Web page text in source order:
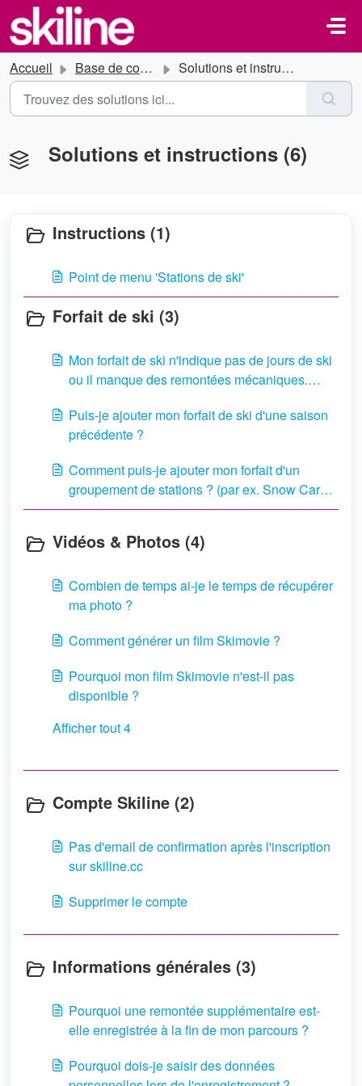
Passer au contenu principal
Accueil Base de connaissances Solutions et instructions
Solutions et instructions (6)
Instructions (1)
Point de menu 'Stations de ski'
Forfait de ski (3)
Mon forfait de ski n'indique pas de jours de ski
ou il manque des remontées mécaniques.
manquantes ?
Puis-je ajouter mon forfait de ski d'une saison
précédente ?
Comment puis-je ajouter mon forfait d'un
groupement de stations ? (par ex. Snow Card
Tirol, 3 Täler, Ski amadé...)
Vidéos & Photos (4)
Combien de temps ai-je le temps de récupérer
ma photo ?
Comment générer un film Skimovie ?
Pourquoi mon film Skimovie n'est-il pas
disponible ?
Afficher tout 4
Compte Skiline (2)
Pas d'email de confirmation après l'inscription
sur skiline.cc
Supprimer le compte
Informations générales (3)
Pourquoi une remontée supplémentaire est-
elle enregistrée à la fin de mon parcours ?
Pourquoi dois-je saisir des données